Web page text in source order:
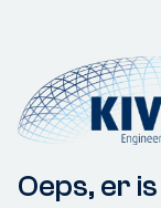
Oeps, er